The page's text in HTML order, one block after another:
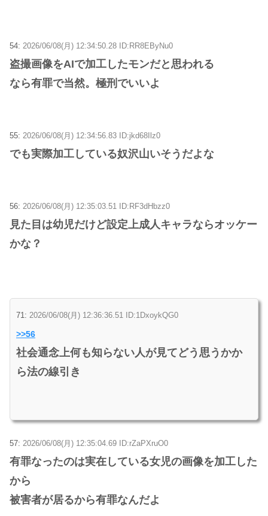
54: 2026/06/08(月) 12:34:50.28 ID:RR8EByNu0
盗撮画像をAIで加工したモンだと思われる
なら有罪で当然。極刑でいいよ
55: 2026/06/08(月) 12:34:56.83 ID:jkd68Ilz0
でも実際加工している奴沢山いそうだよな
56: 2026/06/08(月) 12:35:03.51 ID:RF3dHbzz0
見た目は幼児だけど設定上成人キャラならオッケー
かな？
71: 2026/06/08(月) 12:36:36.51 ID:1DxoykQG0
>>56
社会通念上何も知らない人が見てどう思うかか
ら法の線引き
57: 2026/06/08(月) 12:35:04.69 ID:rZaPXruO0
有罪なったのは実在している女児の画像を加工した
から
被害者が居るから有罪なんだよ